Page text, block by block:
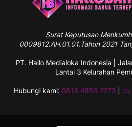
SuratKeputusan
0009812.AH.01.01.Tahun 2021
PT. Hallo Medialoka Indonesia |
Lantai 3 Kelurahan
Hubungi kami: 0813 4859 2273